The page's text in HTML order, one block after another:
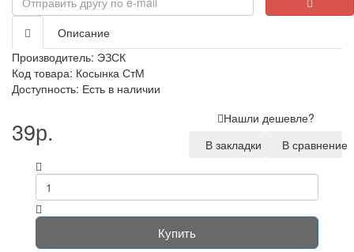
Описание
Производитель: ЭЗСК
Код товара: Косынка СтМ
Доступность: Есть в наличии
39р.
Нашли дешевле?
В закладки
В сравнение
Купить